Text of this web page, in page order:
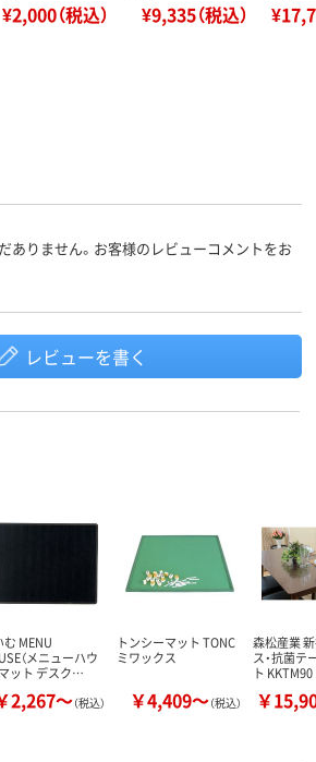
¥2,000（税込） ¥9,335（税込）
ありません。お客様のレビューコメントをお
レビューを書く
む MENU
（メニューハウ
マット デスク…
2,267～（税込）
トンシーマット TONC
ミワックス
￥4,409～（税込）
森松産業
ス・抗菌テ
ト KKTM90
￥